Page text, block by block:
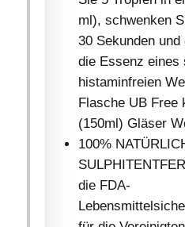
ml), schwenken
30 Sekunden
die Essenz eines
histaminfreien
Flasche UB Free
(150ml) Gläser
100%
die FDA-